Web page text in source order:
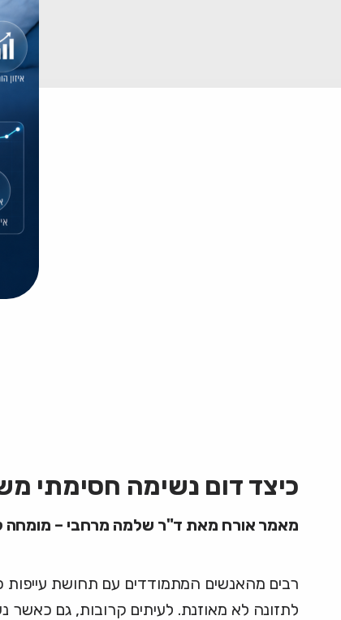
כיצד דום נשימה חסימתי
מאמר אורח מאת ד"ר שלמה מרחבי – מומחה
רבים מהאנשים המתמודדים עם תחושת עייפות
לתזונה לא מאוזנת. לעיתים קרובות, גם כאשר